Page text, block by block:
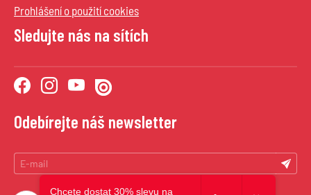
Prohlášení o použití cookies
Sledujte nás na sítích
Odebírejte náš newsletter
Chcete dostat 30% slevu na